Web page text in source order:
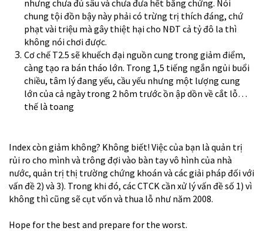
nhưng chưa đủ sâu và chưa đưa hết bằng chứng. Nói
chung tội đồn bậy này phải có trừng trị thích đáng, chứ
phạt vài triệu mà gây thiệt hại cho NĐT cả tỷ đô la thì
không nói chơi được.
Cơ chế T2.5 sẽ khuếch đại nguồn cung trong giảm điểm,
càng tạo ra bán tháo lớn. Trong 1,5 tiếng ngắn ngủi buổi
chiều, tâm lý đang yếu, cầu yếu nhưng một lượng cung
lớn của cả ngày trong 2 hôm trước ồn ập dồn về cắt lỗ…
thế là toang
Index còn giảm không? Không biết! Việc của bạn là quản trị
rủi ro cho mình và trông đợi vào bàn tay vô hình của nhà
nước, quản trị thị trường chứng khoán và các giải pháp đối với
vấn đề 2) và 3). Trong khi đó, các CTCK cần xử lý vấn đề số 1) vì
không thì cũng sẽ cụt vốn và thua lỗ như năm 2008.
Hope for the best and prepare for the worst.